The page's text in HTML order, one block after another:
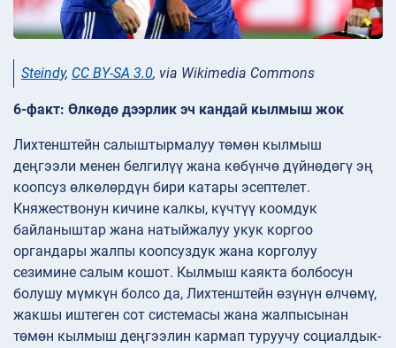
Steindy, CC BY-SA 3.0, via Wikimedia Commons
6-факт: Өлкөдө дээрлик эч кандай кылмыш жок
Лихтенштейн салыштырмалуу төмөн кылмыш
деңгээли менен белгилүү жана көбүнчө дүйнөдөгү эң
коопсуз өлкөлөрдүн бири катары эсептелет.
Княжествонун кичине калкы, күчтүү коомдук
байланыштар жана натыйжалуу укук коргоо
органдары жалпы коопсуздук жана корголуу
сезимине салым кошот. Кылмыш каякта болбосун
болушу мүмкүн болсо да, Лихтенштейн өзүнүн өлчөмү,
жакшы иштеген сот системасы жана жалпысынан
төмөн кылмыш деңгээлин кармап туруучу социалдык-